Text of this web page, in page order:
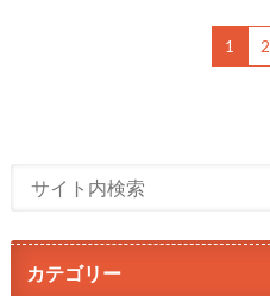
1 2
カテゴリー